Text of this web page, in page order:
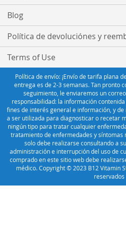
Blog
Política de devoluciónes y
Terms of Use
Política de envío: ¡Envío de tarifa plana
entrega es de 2-3 semanas. Tan pronto
seguimiento, le enviaremos un
responsabilidad: la información
fines de interés general e información, y
a ser utilizada para diagnosticar o recetar
ningún tipo para tratar cualquier
tratamiento de enfermedades y síntomas
solo debe realizarse consultando a
administración e interrupción del uso de
comprado en este sitio web debe
médico. Copyright © 2023 B12 Vitamin
reservados